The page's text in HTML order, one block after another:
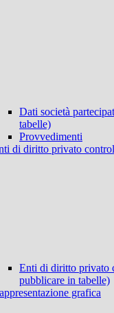
Dati società
tabelle)
Provvedimenti
di diritto privato
Enti di diritto privato
pubblicare in tabelle)
grafica